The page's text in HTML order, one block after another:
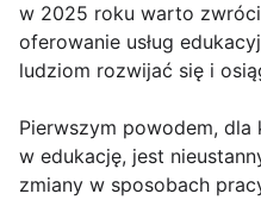
w 2025 roku warto
oferowanie usług
ludziom rozwijać się i
Pierwszym powodem,
w edukację, jest
zmiany w sposobach